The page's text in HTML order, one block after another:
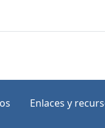
Enlaces y